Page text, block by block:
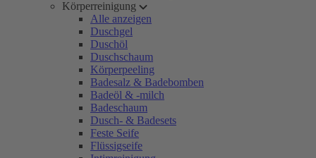
Körperreinigung
Alle anzeigen
Duschgel
Duschöl
Duschschaum
Körperpeeling
Badesalz & Badebomben
Badeöl & -milch
Badeschaum
Dusch- & Badesets
Feste Seife
Flüssigseife